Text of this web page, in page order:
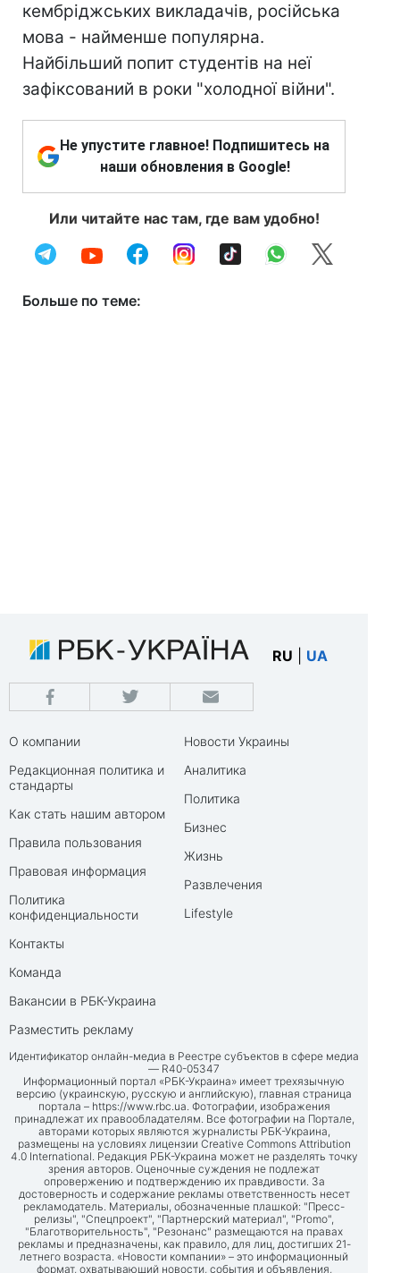
кембріджських викладачів, російська
мова - найменше популярна.
Найбільший попит студентів на неї
зафіксований в роки "холодної війни".
Не упустите главное! Подпишитесь на
наши обновления в Google!
Или читайте нас там, где вам удобно!
Больше по теме:
RU UA
О компании
Редакционная политика и
стандарты
Как стать нашим автором
Правила пользования
Правовая информация
Политика
конфиденциальности
Контакты
Команда
Вакансии в РБК-Украина
Разместить рекламу
Новости Украины
Аналитика
Политика
Бизнес
Жизнь
Развлечения
Lifestyle
Идентификатор онлайн-медиа в Реестре субъектов в сфере медиа
— R40-05347
Информационный портал «РБК-Украина» имеет трехязычную
версию (украинскую, русскую и английскую), главная страница
портала – https://www.rbc.ua. Фотографии, изображения
принадлежат их правообладателям. Все фотографии на Портале,
авторами которых являются журналисты РБК-Украина,
размещены на условиях лицензии Creative Commons Attribution
4.0 International. Редакция РБК-Украина может не разделять точку
зрения авторов. Оценочные суждения не подлежат
опровержению и подтверждению их правдивости. За
достоверность и содержание рекламы ответственность несет
рекламодатель. Материалы, обозначенные плашкой: "Пресс-
релизы", "Спецпроект", "Партнерский материал", "Promo",
"Благотворительность", "Резонанс" размещаются на правах
рекламы и предназначены, как правило, для лиц, достигших 21-
летнего возраста. «Новости компании» – это информационный
формат, охватывающий новости, события и объявления,